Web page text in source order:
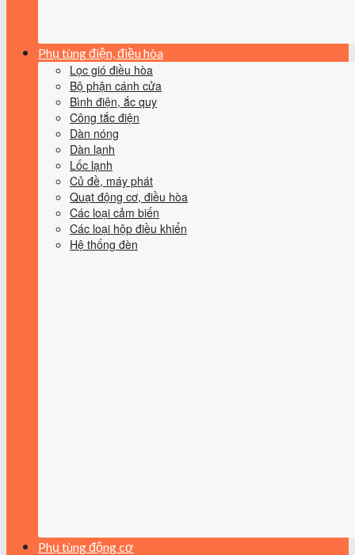
Phụ tùng điện, điều hòa
Lọc gió điều hòa
Bộ phận cánh cửa
Bình điện, ắc quy
Công tắc điện
Dàn nóng
Dàn lạnh
Lốc lạnh
Củ đề, máy phát
Quạt động cơ, điều hòa
Các loại cảm biến
Các loại hộp điều khiển
Hệ thống đèn
Phụ tùng động cơ